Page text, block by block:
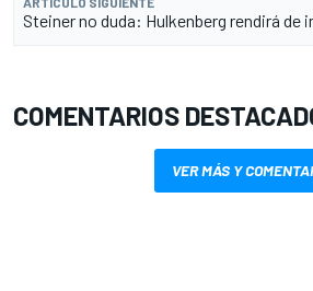
Steiner no duda: Hulkenberg rendirá de
COMENTARIOS
VER MÁS Y